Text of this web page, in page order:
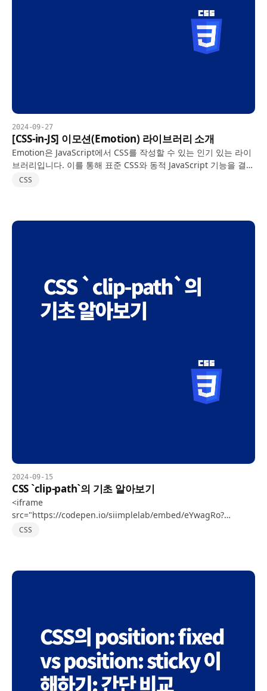
2024-09-27
[CSS-in-JS] 이모션(Emotion) 라이브러리 소개
Emotion은 JavaScript에서 CSS를 작성할 수 있는 인기 있는 라이
브러리입니다. 이를 통해 표준 CSS와 동적 JavaScript 기능을 결합
하여 React 컴포넌트를 스타일링할 수 있습니다. 다음은 Emotion
CSS
2024-09-15
CSS `clip-path`의 기초 알아보기
<iframe
src="https://codepen.io/siimplelab/embed/eYwagRo?
default-tab=css%2Cresult" width="100%" height="400"
CSS